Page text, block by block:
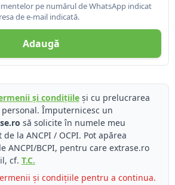
pe numărul de WhatsApp indicat
de e-mail indicată.
Adaugă
și condițiileși cu prelucrarea
Împuternicesc un
să solicite în numele meu
la ANCPI / OCPI. Pot apărea
ANCPI/BCPI, pentru care extrase.ro
cf. T.C.
și condițiile pentru a continua.